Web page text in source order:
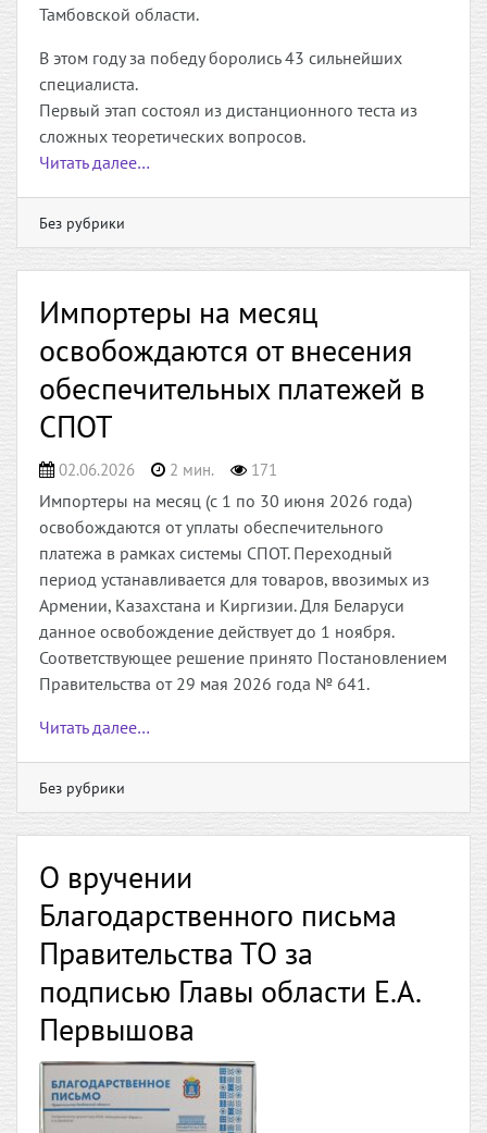
Тамбовской области.
В этом году за победу боролись 43 сильнейших
специалиста.
Первый этап состоял из дистанционного теста из
сложных теоретических вопросов.
Читать далее…
Без рубрики
Импортеры на месяц
освобождаются от внесения
обеспечительных платежей в
СПОТ
02.06.2026 2 мин. 171
Импортеры на месяц (с 1 по 30 июня 2026 года)
освобождаются от уплаты обеспечительного
платежа в рамках системы СПОТ. Переходный
период устанавливается для товаров, ввозимых из
Армении, Казахстана и Киргизии. Для Беларуси
данное освобождение действует до 1 ноября.
Соответствующее решение принято Постановлением
Правительства от 29 мая 2026 года № 641.
Читать далее…
Без рубрики
О вручении
Благодарственного письма
Правительства ТО за
подписью Главы области Е.А.
Первышова